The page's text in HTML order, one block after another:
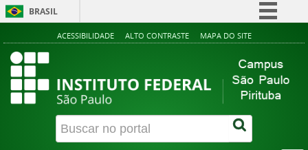
BRASIL
Simplifique!
Participe
Acesso à informação
Legislação
Canais
ACESSIBILIDADE ALTO CONTRASTE MAPA DO SITE